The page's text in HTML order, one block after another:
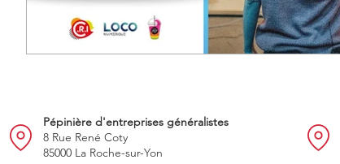
Pépinière d'entreprises généralistes
8 Rue René Coty
85000 La Roche-sur-Yon